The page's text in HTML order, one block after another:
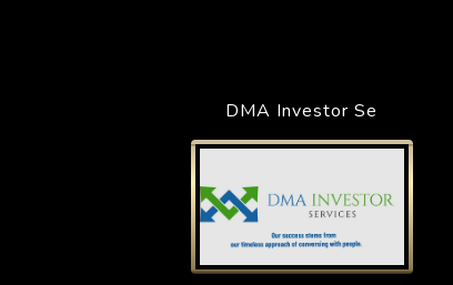
DMA Investor Se